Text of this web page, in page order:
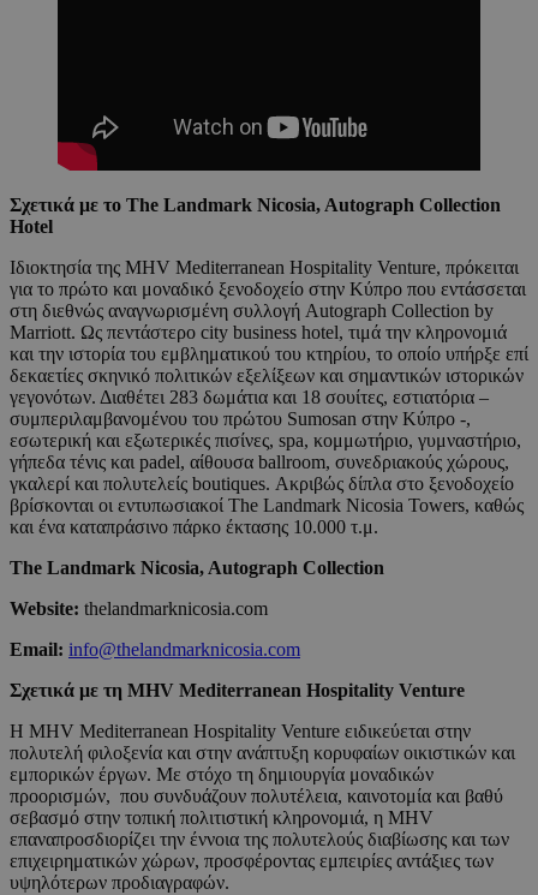
Σχετικά με το The Landmark Nicosia, Autograph Collection
Hotel
Ιδιοκτησία της MHV Mediterranean Hospitality Venture, πρόκειται
για το πρώτο και μοναδικό ξενοδοχείο στην Κύπρο που εντάσσεται
στη διεθνώς αναγνωρισμένη συλλογή Autograph Collection by
Marriott. Ως πεντάστερο city business hotel, τιμά την κληρονομιά
και την ιστορία του εμβληματικού του κτηρίου, το οποίο υπήρξε επί
δεκαετίες σκηνικό πολιτικών εξελίξεων και σημαντικών ιστορικών
γεγονότων. Διαθέτει 283 δωμάτια και 18 σουίτες, εστιατόρια –
συμπεριλαμβανομένου του πρώτου Sumosan στην Κύπρο -,
εσωτερική και εξωτερικές πισίνες, spa, κομμωτήριο, γυμναστήριο,
γήπεδα τένις και padel, αίθουσα ballroom, συνεδριακούς χώρους,
γκαλερί και πολυτελείς boutiques. Ακριβώς δίπλα στο ξενοδοχείο
βρίσκονται οι εντυπωσιακοί The Landmark Nicosia Towers, καθώς
και ένα καταπράσινο πάρκο έκτασης 10.000 τ.μ.
The Landmark Nicosia, Autograph Collection
Website: thelandmarknicosia.com
Email: info@thelandmarknicosia.com
Σχετικά με τη MHV Mediterranean Hospitality Venture
Η MHV Mediterranean Hospitality Venture ειδικεύεται στην
πολυτελή φιλοξενία και στην ανάπτυξη κορυφαίων οικιστικών και
εμπορικών έργων. Με στόχο τη δημιουργία μοναδικών
προορισμών, που συνδυάζουν πολυτέλεια, καινοτομία και βαθύ
σεβασμό στην τοπική πολιτιστική κληρονομιά, η MHV
επαναπροσδιορίζει την έννοια της πολυτελούς διαβίωσης και των
επιχειρηματικών χώρων, προσφέροντας εμπειρίες αντάξιες των
υψηλότερων προδιαγραφών.